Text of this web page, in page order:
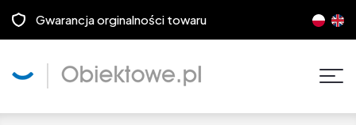
Gwarancja orginalności towaru